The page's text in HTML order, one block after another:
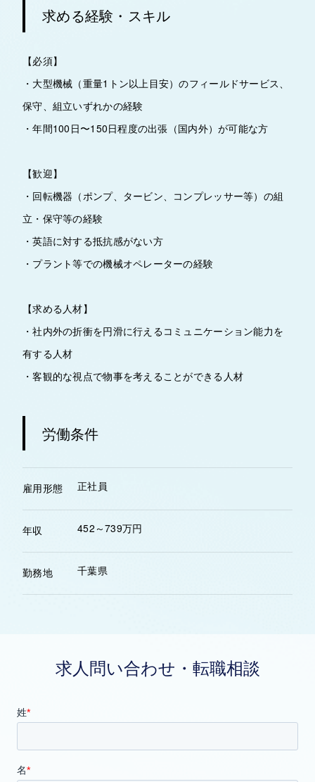
求める経験・スキル
【必須】
・大型機械（重量1トン以上目安）のフィールドサービス、
保守、組立いずれかの経験
・年間100日〜150日程度の出張（国内外）が可能な方
【歓迎】
・回転機器（ポンプ、タービン、コンプレッサー等）の組
立・保守等の経験
・英語に対する抵抗感がない方
・プラント等での機械オペレーターの経験
【求める人材】
・社内外の折衝を円滑に行えるコミュニケーション能力を
有する人材
・客観的な視点で物事を考えることができる人材
労働条件
雇用形態 正社員
年収 452～739万円
勤務地 千葉県
求人問い合わせ・転職相談